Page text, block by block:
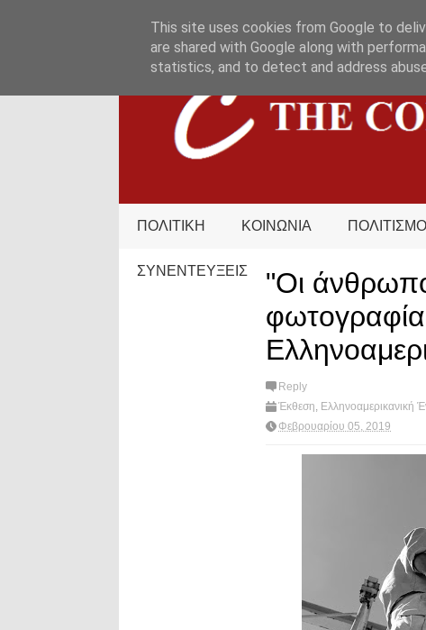
ΠΟΛΙΤΙΚΗ ΚΟΙΝΩΝΙΑ
ΣΥΝΕΝΤΕΥΞΕΙΣ
"Οι
Reply
Έκθεση Ελληνοαμερικανική
Φεβρουαρίου 05, 2019
This site uses cookies from Google to
are shared with Google along with
statistics, and to detect and address